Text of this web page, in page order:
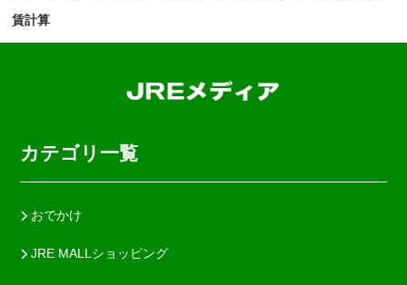
賃計算
カテゴリ一覧
おでかけ
JRE MALLショッピング